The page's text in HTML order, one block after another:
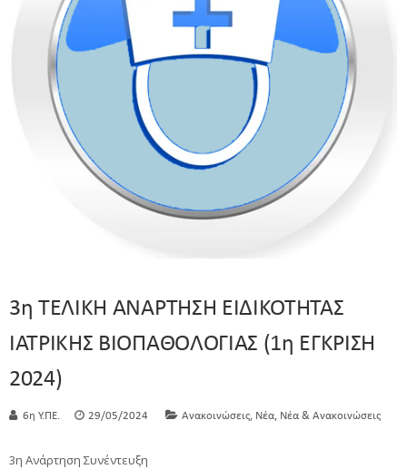
3η ΤΕΛΙΚΗ ΑΝΑΡΤΗΣΗ ΕΙΔΙΚΟΤΗΤΑΣ
ΙΑΤΡΙΚΗΣ ΒΙΟΠΑΘΟΛΟΓΙΑΣ (1η ΕΓΚΡΙΣΗ
2024)
6η Υ.ΠΕ. 29/05/2024 Ανακοινώσεις, Νέα, Νέα & Ανακοινώσεις
3η Ανάρτηση Συνέντευξη